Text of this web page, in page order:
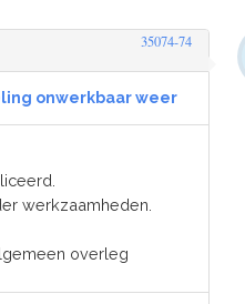
35074-74
onwerkbaar weer
werkzaamheden.
overleg